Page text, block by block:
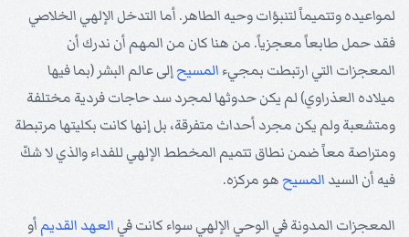
لمواعيده وتتميماً لتنبؤات وحيه الطاهر. أما التدخل الإلهي الخلاصي
فقد حمل طابعاً معجزياً. من هنا كان من المهم أن ندرك أن
المعجزات التي ارتبطت بمجيء المسيحإلى عالم البشر (بما فيها
ميلاده العذراوي) لم يكن حدوثها لمجرد سد حاجات فردية مختلفة
ومتشعبة ولم يكن مجرد أحداث متفرقة، بل إنها كانت بكليتها مرتبطة
ومتراصة معاً ضمن نطاق تتميم المخطط الإلهي للفداء والذي لا شكّ
فيه أن السيد المسيحهو مركزه.
المعجزات المدونة في الوحي الإلهي سواء كانت في العهد القديم أو